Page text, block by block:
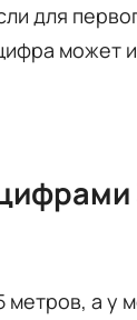
для
может
а у